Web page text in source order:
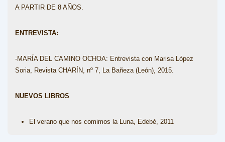
A PARTIR DE 8 AÑOS.
ENTREVISTA:
-MARÍA DEL CAMINO OCHOA: Entrevista con Marisa López
Soria, Revista CHARÍN, nº 7, La Bañeza (León), 2015.
NUEVOS LIBROS
El verano que nos comimos la Luna, Edebé, 2011